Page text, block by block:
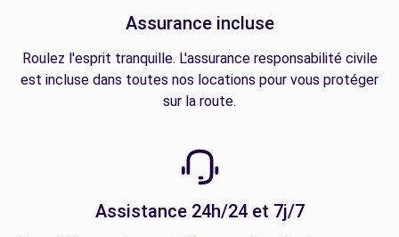
Assurance incluse
Roulez l'esprit tranquille. L'assurance responsabilité civile
est incluse dans toutes nos locations pour vous protéger
sur la route.
Assistance 24h/24 et 7j/7